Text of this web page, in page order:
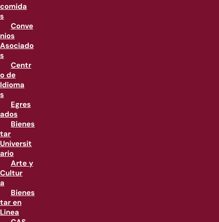
comida
s
Conve
nios
Asociado
s
Centr
o de
Idioma
s
Egres
ados
Bienes
tar
Universit
ario
Arte y
Cultur
a
Bienes
tar en
Linea